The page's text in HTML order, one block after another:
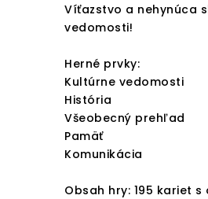
Víťazstvo a nehynúca
vedomosti!
Herné prvky:
Kultúrne vedomosti
História
Všeobecný prehľad
Pamäť
Komunikácia
Obsah hry: 195 kariet